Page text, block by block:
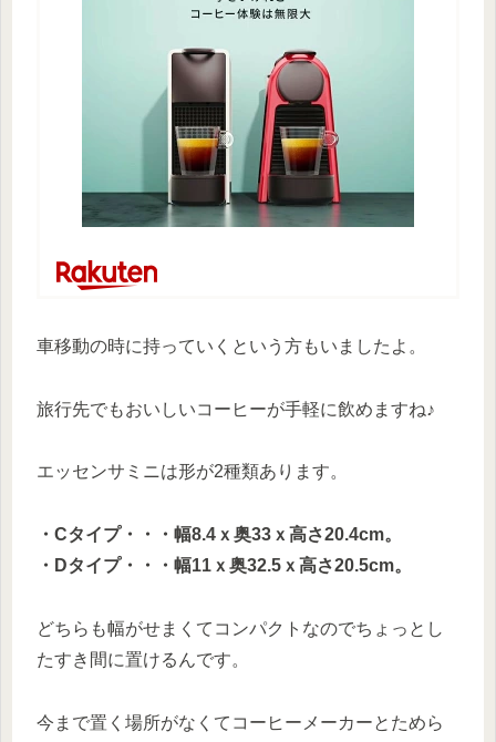
車移動の時に持っていくという方もいましたよ。
旅行先でもおいしいコーヒーが手軽に飲めますね♪
エッセンサミニは形が2種類あります。
・Cタイプ・・・幅8.4ｘ奥33ｘ高さ20.4cm。
・Dタイプ・・・幅11ｘ奥32.5ｘ高さ20.5cm。
どちらも幅がせまくてコンパクトなのでちょっとし
たすき間に置けるんです。
今まで置く場所がなくてコーヒーメーカーとためら